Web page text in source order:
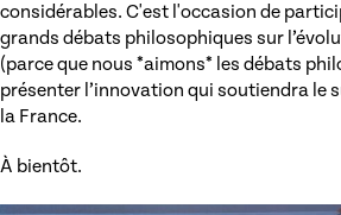
considérables. C'est l'occasion de
grands débats philosophiques sur
(parce que nous *aimons* les débats
présenter l’innovation qui soutiendra le
la France.
À bientôt.